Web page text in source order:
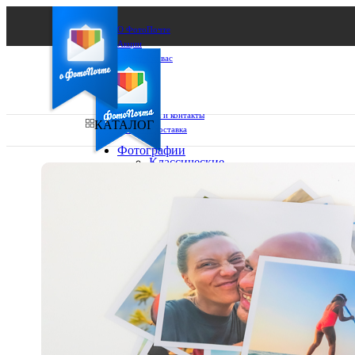
О ФотоПочте
Акции
Сделаем за вас
Бизнесу
FAQ
Франшиза
Поддержка и контакты
Оплата и доставка
Выберите из списка:
КАТАЛОГ
Фотографии
Классические
10х15
15х15
15х20
20х20
20х30
30х30
30х40
Фото
в